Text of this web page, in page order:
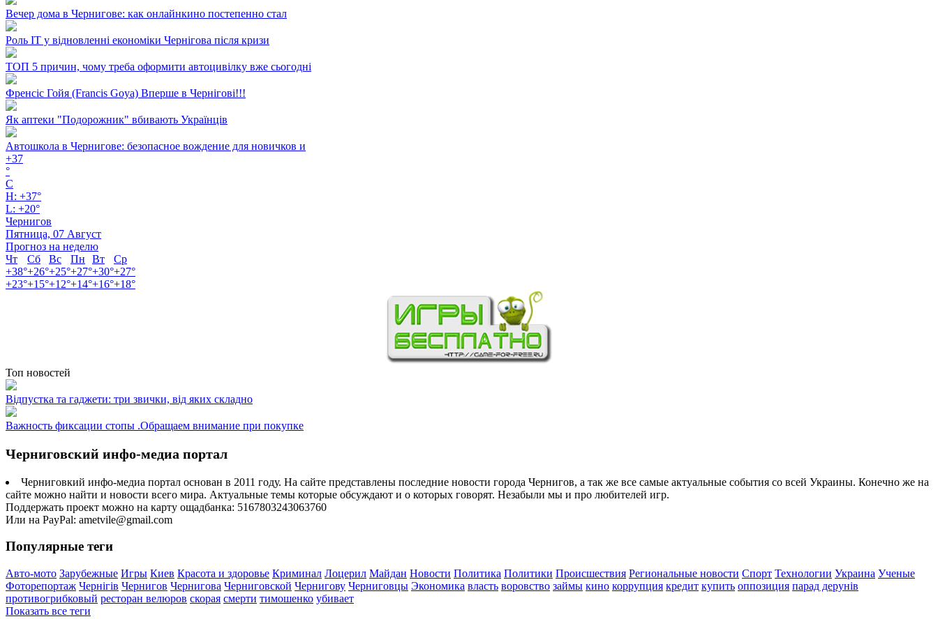
Вечер дома в Чернигове: как онлайнкино постепенно стал
Роль ІТ у відновленні економіки Чернігова після кризи
ТОП 5 причин, чому треба оформити автоцивілку вже сьогодні
Френсіс Гойя (Francis Goya) Вперше в Чернігові!!!
Як аптеки "Подорожник" вбивають Українців
Автошкола в Чернигове: безопасное вождение для новичков и
+37
°
C
H: +37°
L: +20°
Чернигов
Пятница, 07 Август
Прогноз на неделю
Чт
Сб Вс Пн Вт
Ср
+38°+26°+25°+27°+30°+27°
+23°+15°+12°+14°+16°+18°
Топ новостей
Відпустка та гаджети: три звички, від яких складно
Важность фиксации стопы .Обращаем внимание при покупке
Черниговский инфо-медиа портал
Черниговкий инфо-медиа портал основан в 2011 году. На сайте представлены последние новости города Чернигов, а так же все самые актуальные события со всей Украины. Конечно же на
сайте можно найти и новости всего мира. Актуальные темы которые обсуждают и о которых говорят. Незабыли мы и про любителей игр.
Поддержать проект можно на карту ощадбанка: 5167803243063760
Или на PayPal: ametvile@gmail.com
Популярные теги
Авто-мото Зарубежные Игры Киев Красота и здоровье Криминал Лоцерил Майдан Новости Политика Политики Происшествия Региональные новости Спорт Технологии Украина Ученые
Фоторепортаж Чернігів Чернигов Чернигова Черниговской Чернигову Черниговцы Экономика власть воровство займы кино коррупция кредит купить оппозиция парад дерунів
противогрибковый ресторан велюров скорая смерти тимошенко убивает
Показать все теги